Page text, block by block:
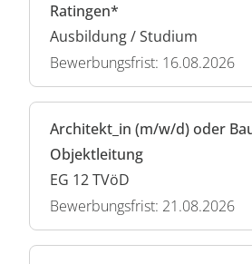
Ratingen*
Ausbildung / Studium
Bewerbungsfrist: 16.08.2026
Architekt_in (m/w/d) oder
Objektleitung
EG 12 TVöD
Bewerbungsfrist: 21.08.2026